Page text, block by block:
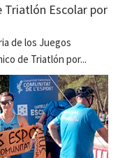
Escolar por
de los Juegos
de Triatlón por...